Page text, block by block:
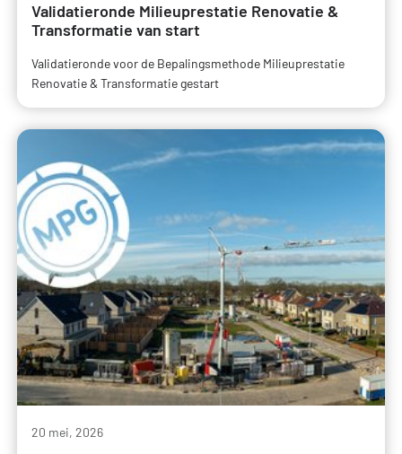
Validatieronde Milieuprestatie Renovatie &
Transformatie van start
Validatieronde voor de Bepalingsmethode Milieuprestatie
Renovatie & Transformatie gestart
20 mei, 2026